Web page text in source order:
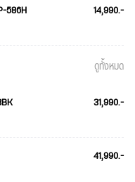
586H 14,990.-
ดูทั้งหมด
31,990.-
41,990.-